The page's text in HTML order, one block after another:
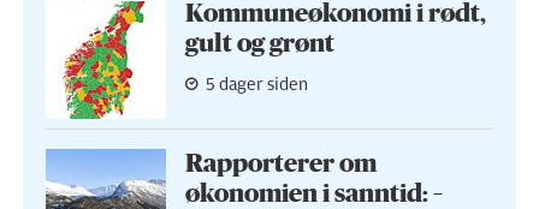
Kommuneøkonomi i rødt,
gult og grønt
5 dager siden
Rapporterer om
økonomien i sanntid: –